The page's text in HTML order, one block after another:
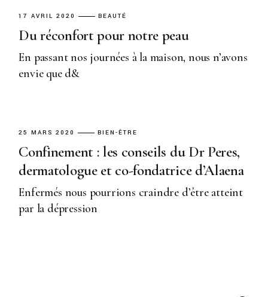
17 AVRIL 2020 BEAUTÉ
Du réconfort pour notre peau
En passant nos journées à la maison, nous n’avons
envie que d&
25 MARS 2020 BIEN-ÊTRE
Confinement : les conseils du Dr Peres,
dermatologue et co-fondatrice d’Alaena
Enfermés nous pourrions craindre d’être atteint
par la dépression